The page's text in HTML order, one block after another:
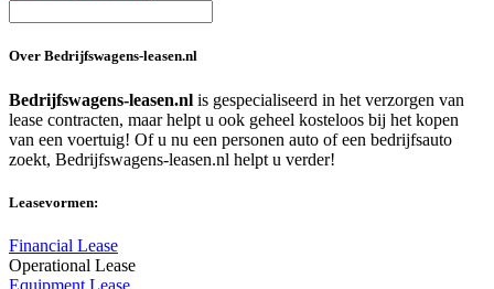
Over Bedrijfswagens-leasen.nl
Bedrijfswagens-leasen.nl is gespecialiseerd in het verzorgen van
lease contracten, maar helpt u ook geheel kosteloos bij het kopen
van een voertuig! Of u nu een personen auto of een bedrijfsauto
zoekt, Bedrijfswagens-leasen.nl helpt u verder!
Leasevormen:
Financial Lease
Operational Lease
Equipment Lease